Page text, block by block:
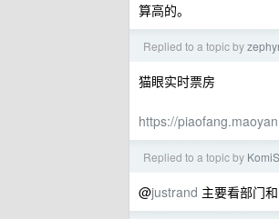
算高的。
Replied to a topic by
猫眼实时票房
https://
Replied to a topic by
@justrand 主要看部门